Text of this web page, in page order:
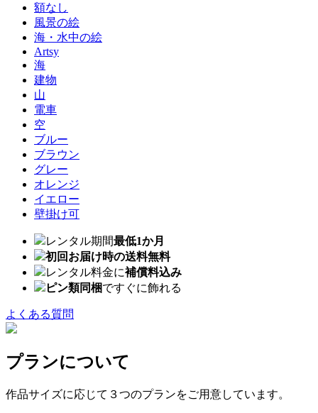
額なし
風景の絵
海・水中の絵
Artsy
海
建物
山
電車
空
ブルー
ブラウン
グレー
オレンジ
イエロー
壁掛け可
レンタル期間最低1か月
初回お届け時の送料無料
レンタル料金に補償料込み
ピン類同梱ですぐに飾れる
よくある質問
プランについて
作品サイズに応じて３つのプランをご用意しています。